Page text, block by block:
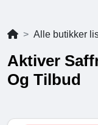
Alle butikker
Aktiver
Og Tilbud